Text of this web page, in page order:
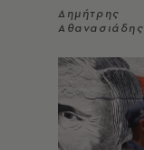
Δημήτρης
Αθανασιάδης